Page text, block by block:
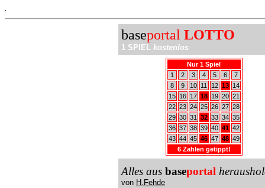
baseportal LOTTO
1 SPIEL kostenlos
Nur 1 Spiel
1
2 3 4 5 6
7
8
9 10 11 12 13
14
15
16 17 18 19 20 21
22 23 24 25 26 27 28
29 30 31 32 33 34 35
36 37 38 39 40 41 42
43 44 45 46 47 48 49
6 Zahlen getippt!
Alles aus baseportal
von H.Fehde